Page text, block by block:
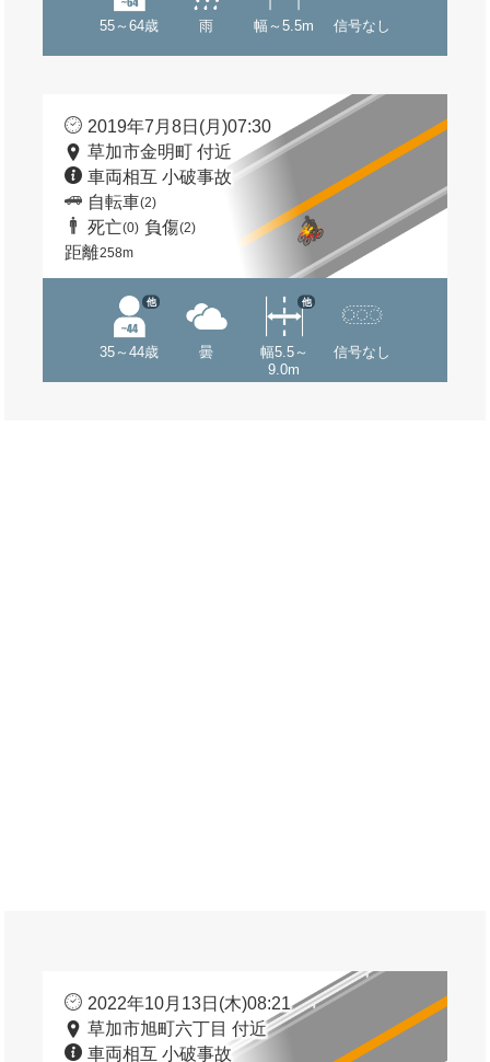
55～64歳 雨 幅～5.5m 信号なし
2019年7月8日(月)07:30
草加市金明町 付近
車両相互 小破事故
自転車(2)
死亡(0) 負傷(2)
距離258m
35～44歳
他
曇
幅5.5～
9.0m
他
信号なし
2022年10月13日(木)08:21
草加市旭町六丁目 付近
車両相互 小破事故